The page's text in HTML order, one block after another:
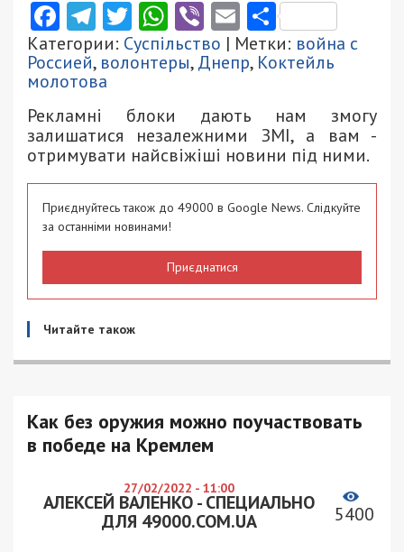
Facebook
Telegram
Twitter
WhatsApp
ViberEmail
Категории: Суспільство | Метки: война с
Россией, волонтеры,Днепр, Коктейль
молотова
Рекламні блоки дають нам змогу
залишатися незалежними ЗМІ, а вам -
отримувати найсвіжіші новини під ними.
Приєднуйтесь також до 49000 в Google News. Слідкуйте
за останніми новинами!
Приєднатися
Читайте також
Как без оружия можно поучаствовать
в победе на Кремлем
27/02/2022 - 11:00
АЛЕКСЕЙ ВАЛЕНКО - СПЕЦИАЛЬНО
ДЛЯ 49000.COM.UA
5400